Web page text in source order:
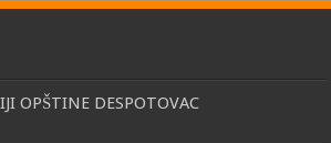
OPŠTINE DESPOTOVAC